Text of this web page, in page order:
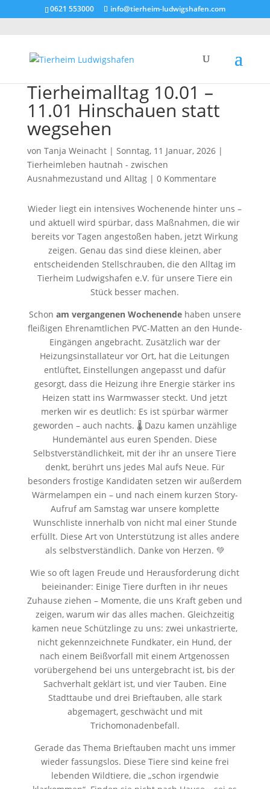
0621 553000 info@tierheim-ludwigshafen.com
Tierheimalltag 10.01 –
11.01 Hinschauen statt
wegsehen
von Tanja Weinacht| Sonntag, 11 Januar, 2026|
Tierheimleben hautnah - zwischen
Ausnahmezustand und Alltag| 0 Kommentare
Wieder liegt ein intensives Wochenende hinter uns –
und aktuell wird spürbar, dass Maßnahmen, die wir
bereits vor Tagen angestoßen haben, jetzt Wirkung
zeigen. Genau das sind diese kleinen, aber
entscheidenden Stellschrauben, die den Alltag im
Tierheim Ludwigshafen e.V. für unsere Tiere ein
Stück besser machen.
Schon am vergangenen Wochenendehaben unsere
fleißigen Ehrenamtlichen PVC-Matten an den Hunde-
Eingängen angebracht. Zusätzlich war der
Heizungsinstallateur vor Ort, hat die Leitungen
entlüftet, Einstellungen angepasst und dafür
gesorgt, dass die Heizung ihre Energie stärker ins
Heizen statt ins Warmwasser steckt. Und jetzt
merken wir es deutlich: Es ist spürbar wärmer
geworden – auch nachts. 🌡️ Dazu kamen unzählige
Hundemäntel aus euren Spenden. Diese
Selbstverständlichkeit, mit der ihr an unsere Tiere
denkt, berührt uns jedes Mal aufs Neue. Für
besonders frostige Kandidaten setzen wir außerdem
Wärmelampen ein – und nach einem kurzen Story-
Aufruf am Samstag war unsere komplette
Wunschliste innerhalb von nicht mal einer Stunde
erfüllt. Diese Art von Unterstützung ist alles andere
als selbstverständlich. Danke von Herzen. 💚
Wie so oft lagen Freude und Herausforderung dicht
beieinander: Einige Tiere durften in ihr neues
Zuhause ziehen – Momente, die uns Kraft geben und
zeigen, warum wir das alles machen. Gleichzeitig
kamen neue Schützlinge zu uns: zwei unkastrierte,
nicht gekennzeichnete Fundkater, ein Hund, der
nach einem Beißvorfall mit einem Artgenossen
vorübergehend bei uns untergebracht ist, bis der
Sachverhalt geklärt ist, und vier Tauben. Eine
Stadttaube und drei Brieftauben, alle stark
abgemagert, geschwächt und mit
Trichomonadenbefall.
Gerade das Thema Brieftauben macht uns immer
wieder fassungslos. Diese Tiere sind keine frei
lebenden Wildtiere, die „schon irgendwie